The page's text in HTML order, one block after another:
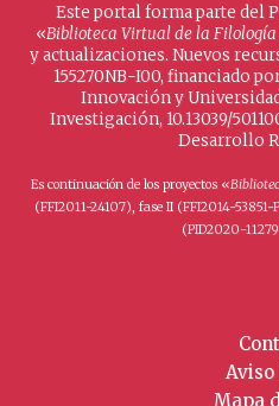
Este portal forma parte del
«Biblioteca Virtual de la Filología
y actualizaciones. Nuevos
155270NB-I00, financiado
Innovación y
Investigación, 10.13039/
Desarrollo
Es continuación de los proyectos «
(FFI2011-24107), fase II (FFI2014-
(PID2020-
Mapa